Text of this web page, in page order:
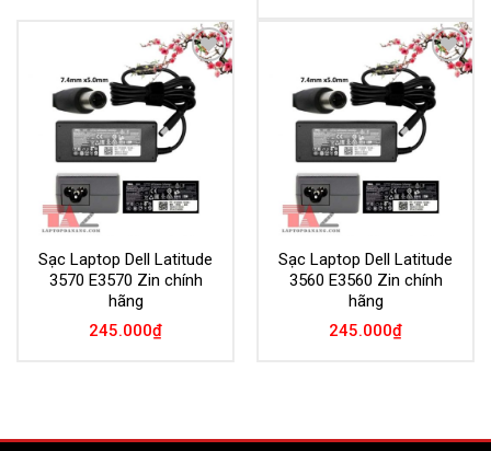
Add to
Wishlist
Sạc Laptop Dell Latitude
3570 E3570 Zin chính
hãng
245.000₫
Add to
Wishlist
Sạc Laptop Dell Latitude
3560 E3560 Zin chính
hãng
245.000₫